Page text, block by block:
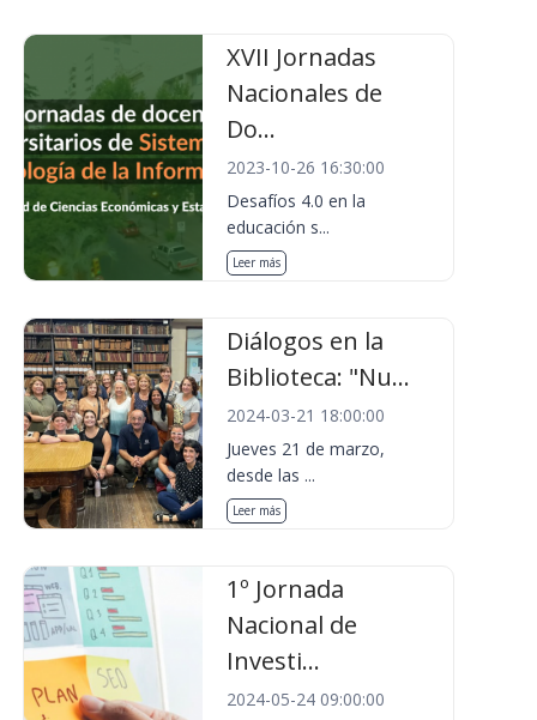
XVII Jornadas
Nacionales de
Do...
2023-10-26 16:30:00
Desafíos 4.0 en la
educación s...
Leer más
Diálogos en la
Biblioteca: "Nu...
2024-03-21 18:00:00
Jueves 21 de marzo,
desde las ...
Leer más
1º Jornada
Nacional de
Investi...
2024-05-24 09:00:00